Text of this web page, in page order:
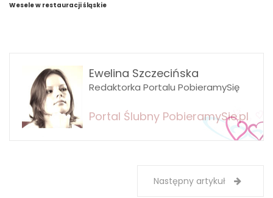
Wesele w restauracji śląskie
Ewelina Szczecińska
Redaktorka Portalu PobieramySię
Portal Ślubny PobieramySie.pl
Następny artykuł